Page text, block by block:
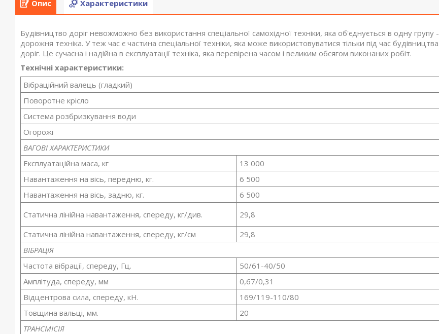
Опис Характеристики
Будівництво доріг невожможно без використання спеціальної самохідної техніки, яка об'єднується в одну групу -
дорожня техніка. У теж час є частина спеціальної техніки, яка може використовуватися тільки під час будівництва
доріг. Це сучасна і надійна в експлуатації техніка, яка перевірена часом і великим обсягом виконаних робіт.
Технічні характеристики:
Вібраційний валець (гладкий)
Поворотне крісло
Система розбризкування води
Огорожі
ВАГОВІ ХАРАКТЕРИСТИКИ
Експлуатаційна маса, кг
13 000
Навантаження на вісь, передню, кг.
6 500
Навантаження на вісь, задню, кг.
6 500
Статична лінійна навантаження, спереду, кг/див.
29,8
Статична лінійна навантаження, спереду, кг/см
29,8
ВІБРАЦІЯ
Частота вібрації, спереду, Гц.
50/61-40/50
Амплітуда, спереду, мм
0,67/0,31
Відцентрова сила, спереду, кН.
169/119-110/80
Товщина вальці, мм.
20
ТРАНСМІСІЯ